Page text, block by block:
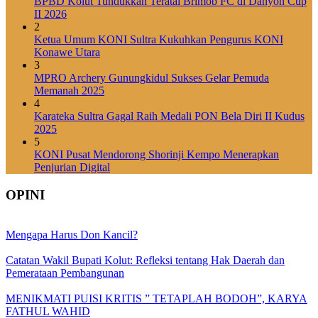
II 2026
2
Ketua Umum KONI Sultra Kukuhkan Pengurus KONI
Konawe Utara
3
MPRO Archery Gunungkidul Sukses Gelar Pemuda
Memanah 2025
4
Karateka Sultra Gagal Raih Medali PON Bela Diri II Kudus
2025
5
KONI Pusat Mendorong Shorinji Kempo Menerapkan
Penjurian Digital
OPINI
Mengapa Harus Don Kancil?
Catatan Wakil Bupati Kolut: Refleksi tentang Hak Daerah dan
Pemerataan Pembangunan
MENIKMATI PUISI KRITIS ” TETAPLAH BODOH”, KARYA
FATHUL WAHID